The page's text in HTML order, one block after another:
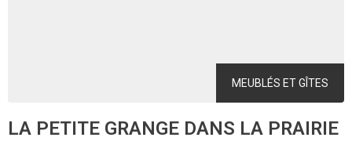
MEUBLÉS ET GÎTES
LA PETITE GRANGE DANS LA PRAIRIE